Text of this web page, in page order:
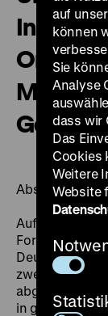
Auf Grundlage
Deutschen
zweiten
in gekürzter
auf
können
Sie
Analyse
dass wir
Das
Cookies
Weitere
Website